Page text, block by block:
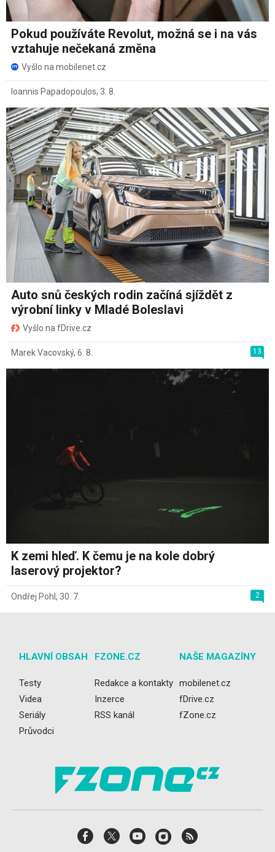
Pokud používáte Revolut, možná se i na vás
vztahuje nečekaná změna
Vyšlo na mobilenet.cz
Ioannis Papadopoulos, 3. 8.
Auto snů českých rodin začíná sjíždět z
výrobní linky v Mladé Boleslavi
Vyšlo na fDrive.cz
13
Marek Vacovský, 6. 8.
K zemi hleď. K čemu je na kole dobrý
laserový projektor?
2
Ondřej Pohl , 30. 7.
HLAVNÍ OBSAH
Testy
Videa
Seriály
Průvodci
FZONE.CZ
Redakce a kontakty
Inzerce
RSS kanál
NAŠE MAGAZÍNY
mobilenet.cz
fDrive.cz
fZone.cz